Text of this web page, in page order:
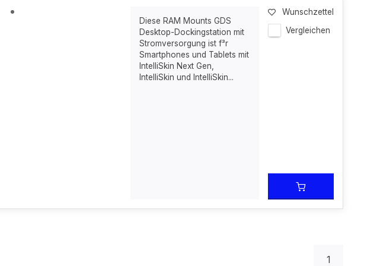
Diese RAM Mounts GDS
Desktop-Dockingstation mit
Stromversorgung ist f³r
Smartphones und Tablets mit
IntelliSkin Next Gen,
IntelliSkin und IntelliSkin...
Wunschzettel
Vergleichen
1